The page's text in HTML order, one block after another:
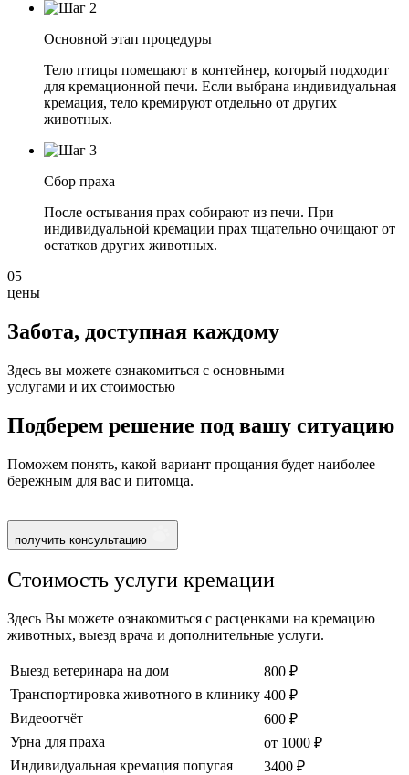
Основной этап процедуры
Тело птицы помещают в контейнер, который подходит
для кремационной печи. Если выбрана индивидуальная
кремация, тело кремируют отдельно от других
животных.
Сбор праха
После остывания прах собирают из печи. При
индивидуальной кремации прах тщательно очищают от
остатков других животных.
05
цены
Забота, доступная каждому
Здесь вы можете ознакомиться с основными
услугами и их стоимостью
Подберем решение под вашу ситуацию
Поможем понять, какой вариант прощания будет наиболее
бережным для вас и питомца.
получить консультацию
Стоимость услуги кремации
Здесь Вы можете ознакомиться с расценками на кремацию
животных, выезд врача и дополнительные услуги.
Выезд ветеринара на дом
800 ₽
Транспортировка животного в клинику 400 ₽
Видеоотчёт
600 ₽
Урна для праха
от 1000 ₽
Индивидуальная кремация попугая
3400 ₽